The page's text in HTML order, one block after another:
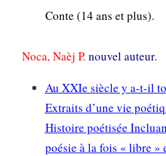
Conte (14 ans et plus).
Noca, Naèj P. nouvel auteur.
Au XXIe siècle y a-t-il
Extraits d’une vie
Histoire poétisée
poésie à la fois « libre »